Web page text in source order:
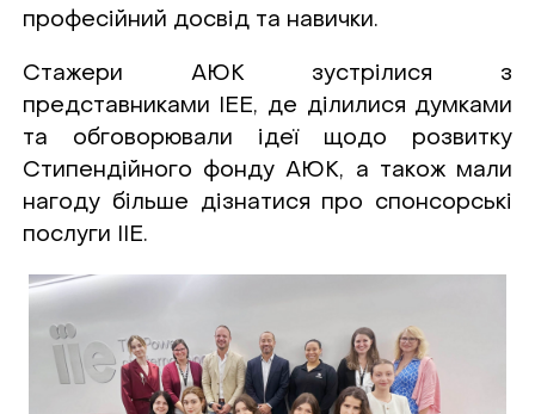
професійний досвід та навички.
Стажери АЮК зустрілися з
представниками ІЕЕ, де ділилися думками
та обговорювали ідеї щодо розвитку
Стипендійного фонду АЮК, а також мали
нагоду більше дізнатися про спонсорські
послуги IIE.